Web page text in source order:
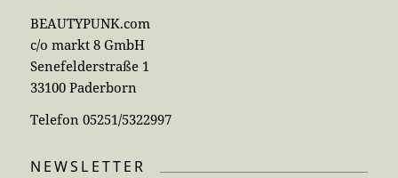
BEAUTYPUNK.com
c/o markt 8 GmbH
Senefelderstraße 1
33100 Paderborn
Telefon 05251/5322997
NEWSLETTER